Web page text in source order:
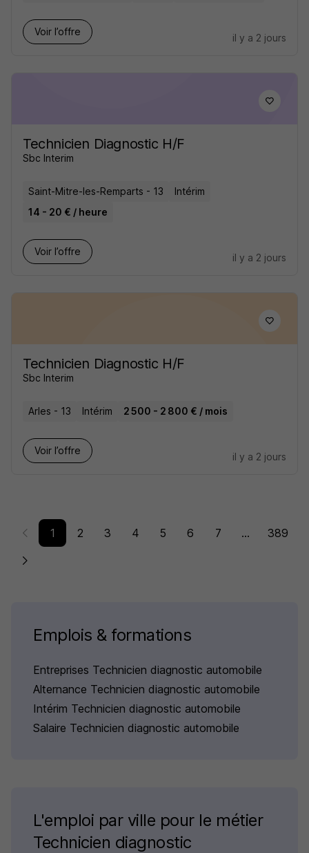
Voir l’offre
il y a 2 jours
Technicien Diagnostic H/F
Sbc Interim
Saint-Mitre-les-Remparts - 13
Intérim
14 - 20 € / heure
Voir l’offre
il y a 2 jours
Technicien Diagnostic H/F
Sbc Interim
Arles - 13 Intérim 2 500 - 2 800 € / mois
Voir l’offre
il y a 2 jours
1 2 3 4 5 6 7 ... 389
Emplois & formations
Entreprises Technicien diagnostic automobile
Alternance Technicien diagnostic automobile
Intérim Technicien diagnostic automobile
Salaire Technicien diagnostic automobile
L'emploi par ville pour le métier
Technicien diagnostic